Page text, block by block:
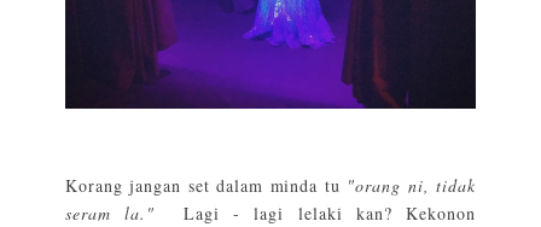
Korang jangan set dalam minda tu "orang ni, tidak
seram la." Lagi - lagi lelaki kan? Kekonon